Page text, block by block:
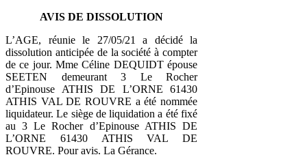
AVIS DE DISSOLUTION
L’AGE, réunie le 27/05/21 a décidé la
dissolution anticipée de la société à compter
de ce jour. Mme Céline DEQUIDT épouse
SEETEN demeurant 3 Le Rocher
d’Epinouse ATHIS DE L’ORNE 61430
ATHIS VAL DE ROUVRE a été nommée
liquidateur. Le siège de liquidation a été fixé
au 3 Le Rocher d’Epinouse ATHIS DE
L’ORNE 61430 ATHIS VAL DE
ROUVRE. Pour avis. La Gérance.